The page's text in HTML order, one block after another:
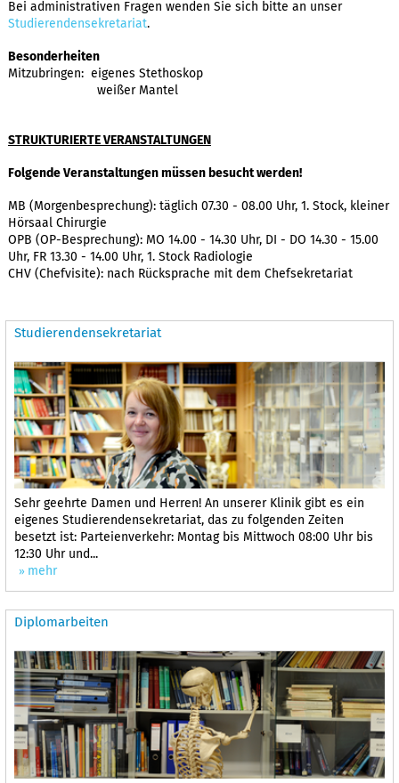
Bei administrativen Fragen wenden Sie sich bitte an unser
Studierendensekretariat.
Besonderheiten
Mitzubringen: eigenes Stethoskop
weißer Mantel
STRUKTURIERTE VERANSTALTUNGEN
Folgende Veranstaltungen müssen besucht werden!
MB (Morgenbesprechung): täglich 07.30 - 08.00 Uhr, 1. Stock, kleiner
Hörsaal Chirurgie
OPB (OP-Besprechung): MO 14.00 - 14.30 Uhr, DI - DO 14.30 - 15.00
Uhr, FR 13.30 - 14.00 Uhr, 1. Stock Radiologie
​CHV (Chefvisite): nach Rücksprache mit dem Chefsekretariat
Studierendensekretariat
Sehr geehrte Damen und Herren! An unserer Klinik gibt es ein
eigenes Studierendensekretariat, das zu folgenden Zeiten
besetzt ist: Parteienverkehr: Montag bis Mittwoch 08:00 Uhr bis
12:30 Uhr und...
mehr
Diplomarbeiten